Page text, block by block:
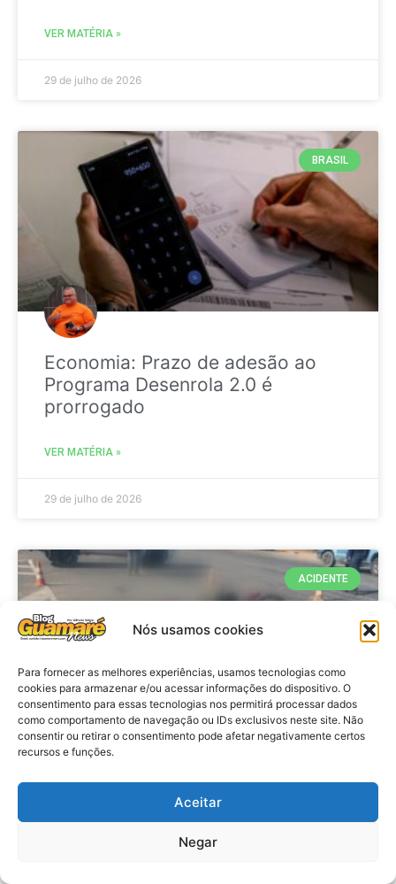
Nós usamos cookies
Para fornecer as melhores experiências, usamos tecnologias como
cookies para armazenar e/ou acessar informações do dispositivo. O
consentimento para essas tecnologias nos permitirá processar dados
como comportamento de navegação ou IDs exclusivos neste site. Não
consentir ou retirar o consentimento pode afetar negativamente certos
recursos e funções.
Aceitar
Negar
VER MATÉRIA »
29 de julho de 2026
BRASIL
Economia: Prazo de adesão ao
Programa Desenrola 2.0 é
prorrogado
VER MATÉRIA »
29 de julho de 2026
ACIDENTE
Acidente: A caminho do trabalho
professora se envolve em
acidente e vai a obito na RN 118
no Alto do Rodrigues, RN